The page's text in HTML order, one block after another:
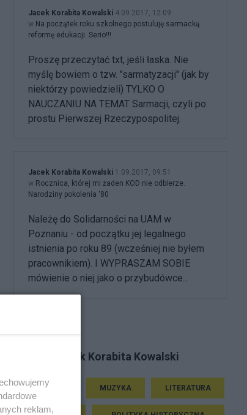
Jacek Korabita Kowalski 4.09.2017, 12:09
w Na początek roku szkolnego postuluję sarmacką
reformę edukacji. Serio!!!
Proszę przeczytać txt, jeśli łaska. Nie
myślę bowiem o tzw. "sarmatyzacji" (jak by
niektórzy powiedzieli) TYLKO O
NAUCZANIU NA TEMAT Sarmacji, czyli po
prostu Pierwszej Rzeczypospolitej.
Jacek Korabita Kowalski 1.09.2017, 09:51
w Rocznica, której mi żaden KOD nie odbierze.
Narodziny pokolenia '80
Należę do Solidarności na UAM w
Poznaniu - od początku jej legalnego
istnienia po roku 89 (wcześniej nie byłem
pracownikiem). I WYPRASZAM SOBIE
mówienie o niej jako o przybudówce...
Tematy Jacek Korabita Kowalski
HISTORIA MUZYKA LITERATURA
reklam,